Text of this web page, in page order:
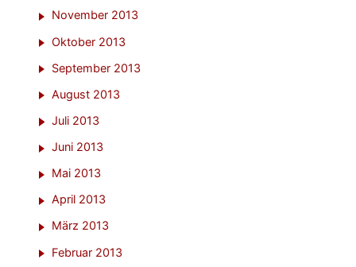
November 2013
Oktober 2013
September 2013
August 2013
Juli 2013
Juni 2013
Mai 2013
April 2013
März 2013
Februar 2013